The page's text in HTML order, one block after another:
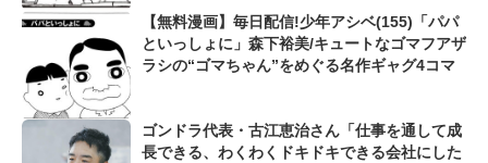
【無料漫画】毎日配信!少年アシベ(155)「パパ
といっしょに」森下裕美/キュートなゴマフアザ
ラシの“ゴマちゃん”をめぐる名作ギャグ4コマ
ゴンドラ代表・古江恵治さん「仕事を通して成
長できる、わくわくドキドキできる会社にした